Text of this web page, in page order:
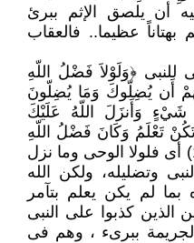
أن يلصق الإثم ببرئ
عظيما.. فالعقاب
للنبى ﴿وَلَوْلاَ فَضْلُ اللّهِ
أَن يُضِلّوكَ وَمَا يُضِلّونَ
شَيْءٍ وَأَنزَلَ اللّهُ عَلَيْكَ
تَعْلَمُ وَكَانَ فَضْلُ اللّهِ
عَلَيْكَ عَظِيماً﴾ (النساء 105: 113) أى فلولا الوحى وما نزل
وتضليله، ولكن الله
لم يكن يعلم بتآمر
الذين كذبوا على النبى
الجريمة ببرىء ، وهم فى